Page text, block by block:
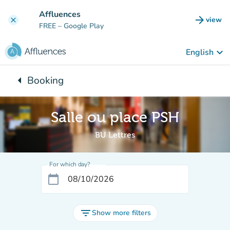
clear Affluences
FREE – Google Play arrow_forward view
(new
English keyboard_arrow_down
arrow_leftBack to:
Booking
Salle ou place PSH
BU Lettres
For which day?
calendar_today
filter_listShow more filters